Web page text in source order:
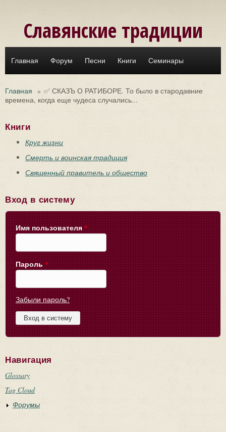
Славянские традиции
Главная Форум Песни Книги Семинары
Главная » ✅ СКАЗЪ О РАТИБОРЕ. То было в стародавние
времена, когда еще чудеса случались...
Книги
Круг жизни
Смерть и воинская традиция
Священный правитель и общество
Вход в систему
Имя пользователя *
Пароль *
Забыли пароль?
Навигация
Glossary
Tag Cloud
Форумы